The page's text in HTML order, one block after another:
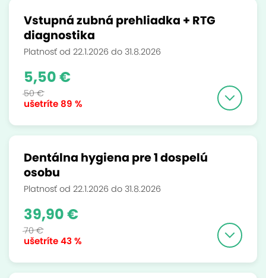
Vstupná zubná prehliadka + RTG
diagnostika
Platnosť od 22.1.2026 do 31.8.2026
ušetríte 89 %
5,50 €
50 €
Dentálna hygiena pre 1 dospelú
osobu
Platnosť od 22.1.2026 do 31.8.2026
ušetríte43 %
39,90 €
70 €